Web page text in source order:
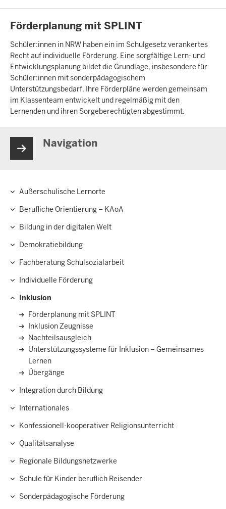
INHALTSSEITE
Förderplanung mit SPLINT
Schüler:innen in NRW haben ein im Schulgesetz verankertes
Recht auf individuelle Förderung. Eine sorgfältige Lern- und
Entwicklungsplanung bildet die Grundlage, insbesondere für
Schüler:innen mit sonderpädagogischem
Unterstützungsbedarf. Ihre Förderpläne werden gemeinsam
im Klassenteam entwickelt und regelmäßig mit den
Lernenden und ihren Sorgeberechtigten abgestimmt.
Navigation
Außerschulische Lernorte
Berufliche Orientierung – KAoA
Bildung in der digitalen Welt
Demokratiebildung
Fachberatung Schulsozialarbeit
Individuelle Förderung
Inklusion
Förderplanung mit SPLINT
Inklusion Zeugnisse
Nachteilsausgleich
Unterstützungssysteme für Inklusion – Gemeinsames
Lernen
Übergänge
Integration durch Bildung
Internationales
Konfessionell-kooperativer Religionsunterricht
Qualitätsanalyse
Regionale Bildungsnetzwerke
Schule für Kinder beruflich Reisender
Sonderpädagogische Förderung